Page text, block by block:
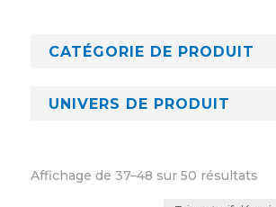
CATÉGORIE DE PRODUIT
UNIVERS DE PRODUIT
Affichage de 37–48 sur 50 résultatsTrié